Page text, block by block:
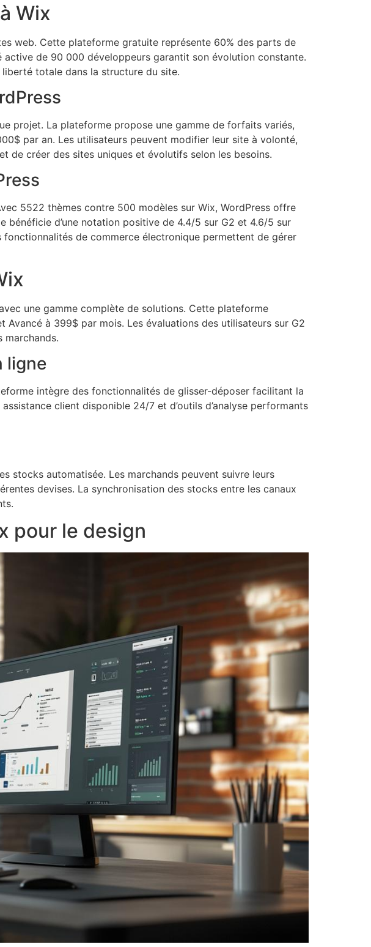
Wix
web. Cette plateforme gratuite représente 60% des parts de
de 90 000 développeurs garantit son évolution constante.
totale dans la structure du site.
projet. La plateforme propose une gamme de forfaits variés,
par an. Les utilisateurs peuvent modifier leur site à volonté,
de créer des sites uniques et évolutifs selon les besoins.
5522 thèmes contre 500 modèles sur Wix, WordPress offre
bénéficie d’une notation positive de 4.4/5 sur G2 et 4.6/5 sur
de commerce électronique permettent de gérer
une gamme complète de solutions. Cette plateforme
à 399$ par mois. Les évaluations des utilisateurs sur G2
ligne
intègre des fonctionnalités de glisser-déposer facilitant la
client disponible 24/7 et d’outils d’analyse performants
stocks automatisée. Les marchands peuvent suivre leurs
devises. La synchronisation des stocks entre les canaux
pour le design